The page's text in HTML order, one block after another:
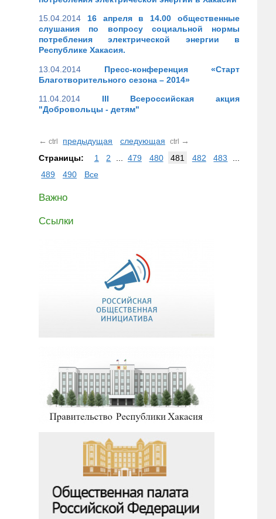
15.04.2014
16 апреля в 14.00 общественные
слушания по вопросу социальной нормы
потребления электрической энергии в
Республике Хакасия.
13.04.2014
Пресс-конференция «Старт
Благотворительного сезона – 2014»
11.04.2014
III Всероссийская акция
"Добровольцы - детям"
← ctrl предыдущая следующая ctrl →
Страницы:
1 2 479 480 481 482 483
489
490 Все
Важно
Ссылки